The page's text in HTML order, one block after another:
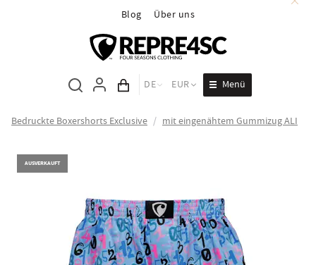
Blog Über uns
Inhalt des Wagens
DE EUR Menü
Bedruckte Boxershorts Exclusive / mit eingenähtem Gummizug ALI
AUSVERKAUFT